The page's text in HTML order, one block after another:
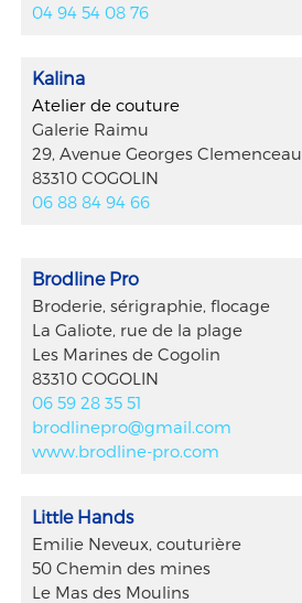
04 94 54 08 76
Kalina
Atelier de couture
Galerie Raimu
29, Avenue Georges Clemenceau
83310 COGOLIN
06 88 84 94 66
Brodline Pro
Broderie, sérigraphie, flocage
La Galiote, rue de la plage
Les Marines de Cogolin
83310 COGOLIN
06 59 28 35 51
brodlinepro@gmail.com
www.brodline-pro.com
Little Hands
Emilie Neveux, couturière
50 Chemin des mines
Le Mas des Moulins